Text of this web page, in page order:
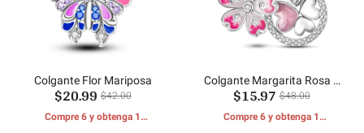
Colgante Flor Mariposa
$20.99 $42.00
Compre 6 y obtenga 1
Colgante Margarita Rosa Y
Corazón
$15.97 $48.00
Compre 6 y obtenga 1